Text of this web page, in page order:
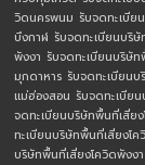
วิดนครพนม รับจดทะเบี
บึงกาฬ รับจดทะเบียนบริ
พังงา รับจดทะเบียนบริษั
มุกดาหาร รับจดทะเบียน
แม่ฮ่องสอน รับจดทะเบีย
จดทะเบียนบริษัทพื้นที่เสี่ย
ทะเบียนบริษัทพื้นที่เสี่ยงโ
บริษัทพื้นที่เสี่ยงโควิดพังงา